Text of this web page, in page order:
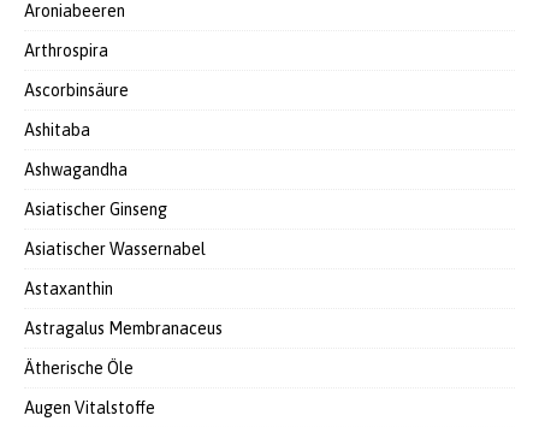
Aroniabeeren
Arthrospira
Ascorbinsäure
Ashitaba
Ashwagandha
Asiatischer Ginseng
Asiatischer Wassernabel
Astaxanthin
Astragalus Membranaceus
Ätherische Öle
Augen Vitalstoffe